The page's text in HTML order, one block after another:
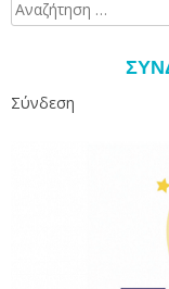
Σύνδεση